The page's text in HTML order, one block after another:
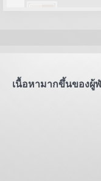
เนื้อหามากขึ้นของผู้